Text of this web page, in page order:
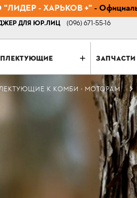
- ХАРЬКОВ +"-
ДЛЯ ЮР.ЛИЦ
(096) 671-55-16
ЗАПЧАСТИ
К КОМБИ - МОТОРАМ